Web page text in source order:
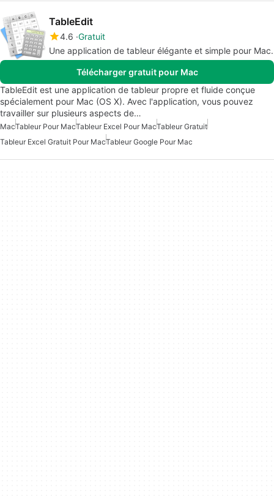
TableEdit
4.6 Gratuit
Une application de tableur élégante et simple pour Mac.
Télécharger gratuit pour Mac
TableEdit est une application de tableur propre et fluide conçue
spécialement pour Mac (OS X). Avec l'application, vous pouvez
travailler sur plusieurs aspects de…
MacTableur Pour MacTableur Excel Pour MacTableur Gratuit
Tableur Excel Gratuit Pour MacTableur Google Pour Mac